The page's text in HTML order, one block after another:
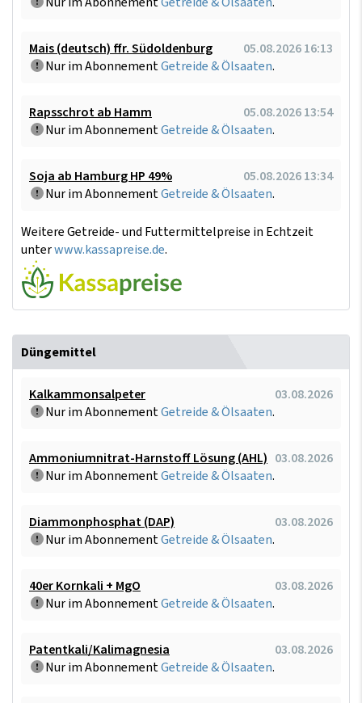
Mais (deutsch) ffr. Südoldenburg
05.08.2026 16:13
Nur im AbonnementGetreide & Ölsaaten.
Rapsschrot ab Hamm
05.08.2026 13:54
Nur im AbonnementGetreide & Ölsaaten.
Soja ab Hamburg HP 49%
05.08.2026 13:34
Nur im AbonnementGetreide & Ölsaaten.
Weitere Getreide- und Futtermittelpreise in Echtzeit
unterwww.kassapreise.de.
Düngemittel
Kalkammonsalpeter
03.08.2026
Nur im AbonnementGetreide & Ölsaaten.
Ammoniumnitrat-Harnstoff Lösung (AHL) 03.08.2026
Nur im AbonnementGetreide & Ölsaaten.
Diammonphosphat (DAP)
03.08.2026
Nur im AbonnementGetreide & Ölsaaten.
40er Kornkali + MgO
03.08.2026
Nur im AbonnementGetreide & Ölsaaten.
Patentkali/Kalimagnesia
03.08.2026
Nur im AbonnementGetreide & Ölsaaten.